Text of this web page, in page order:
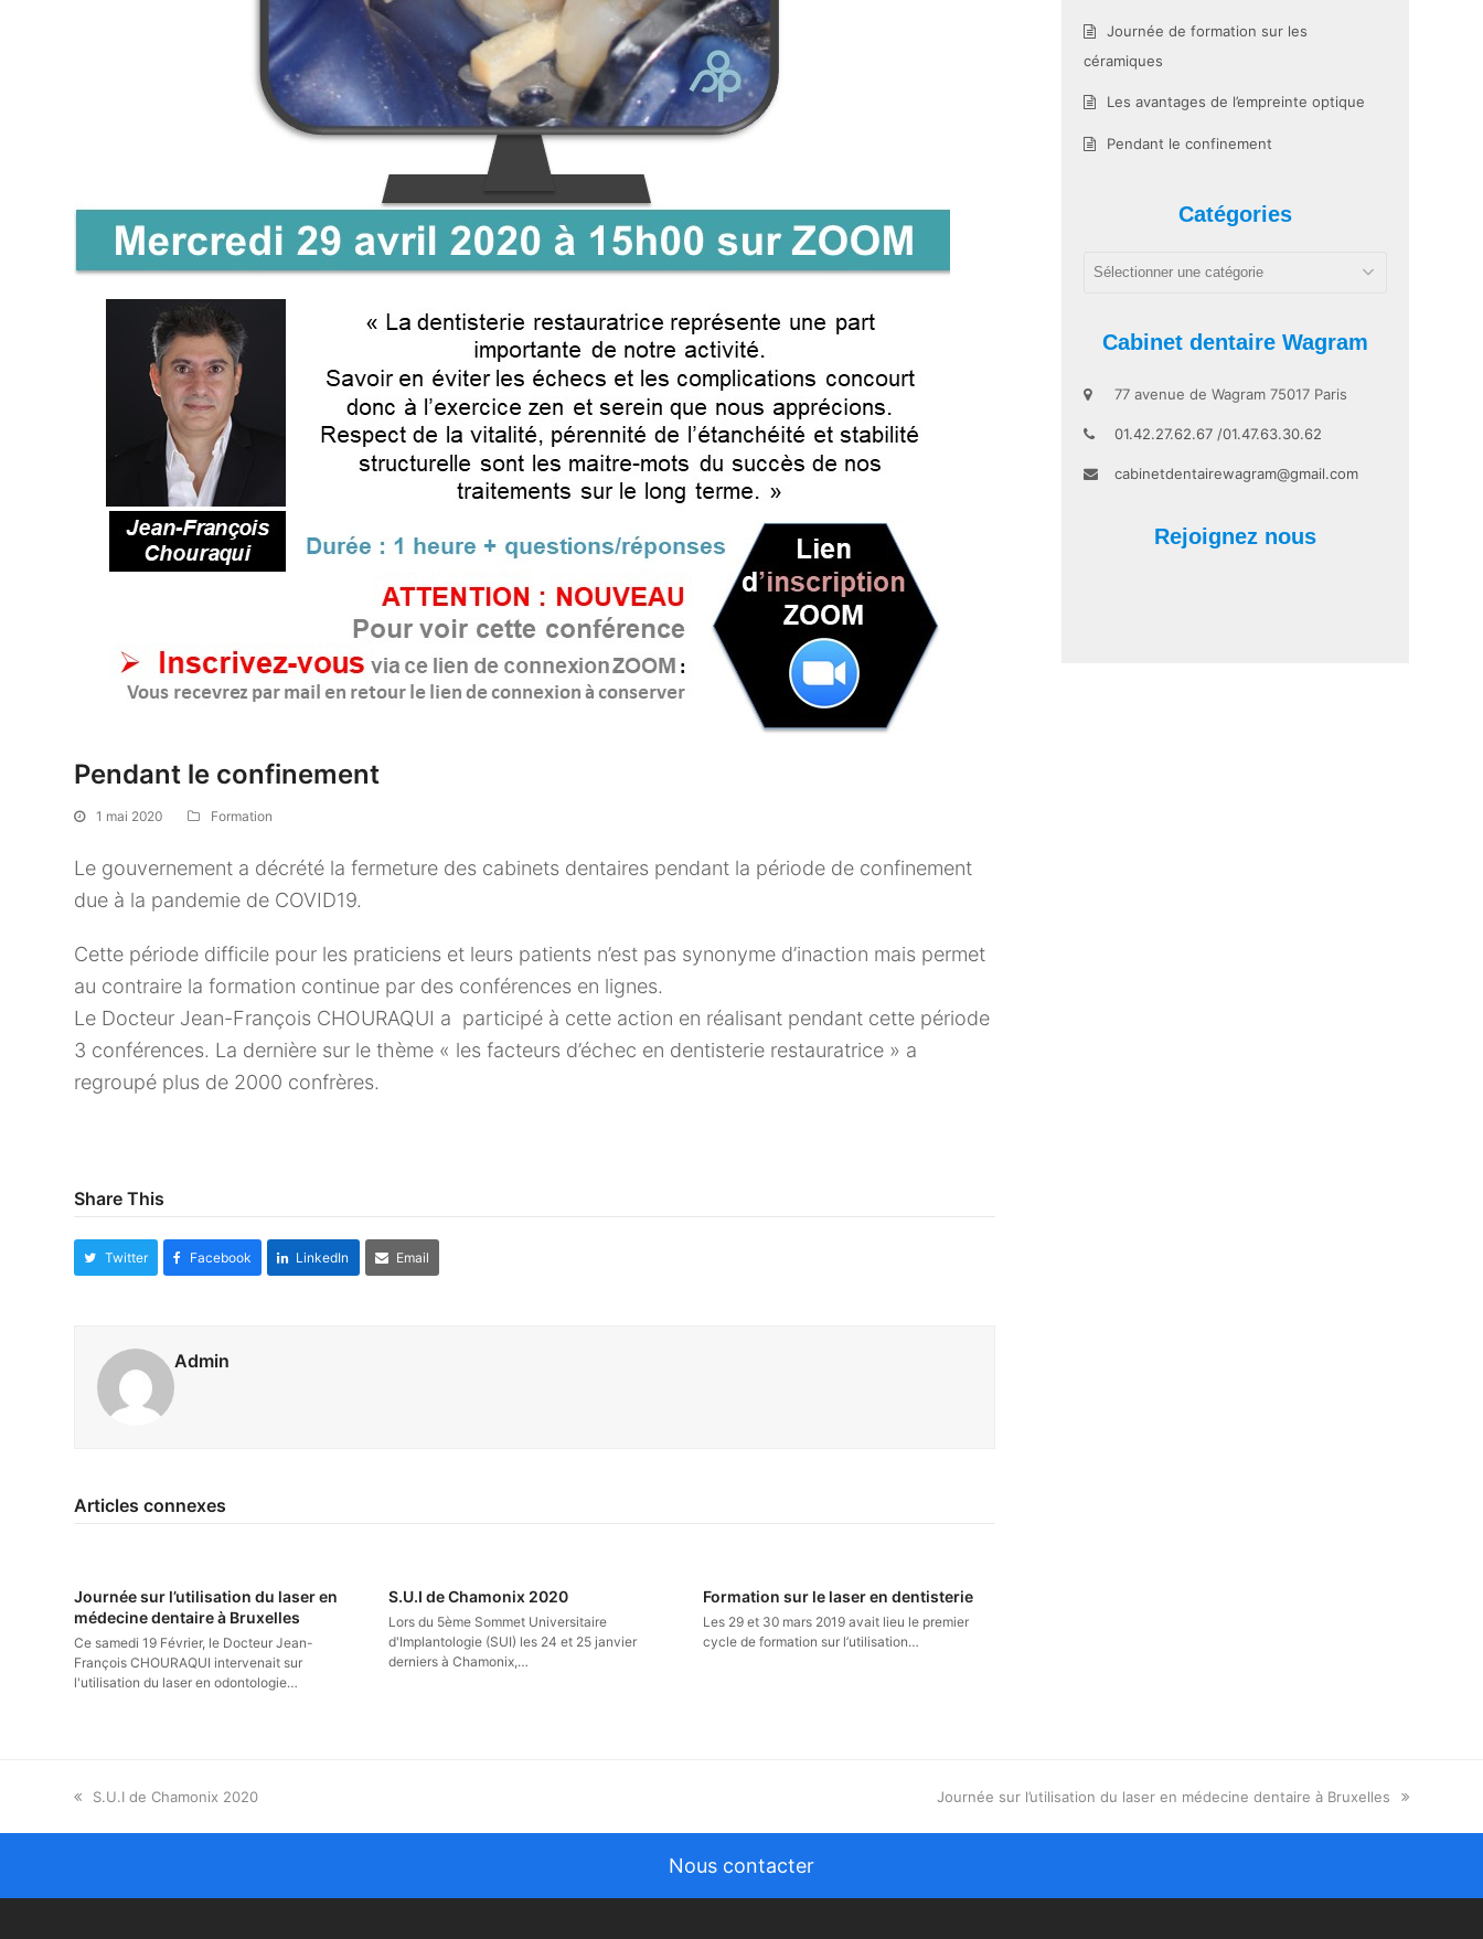
Pendant le confinement
1 mai 2020 Formation
Le gouvernement a décrété la fermeture des cabinets dentaires pendant la période de confinement
due à la pandemie de COVID19.
Cette période difficile pour les praticiens et leurs patients n’est pas synonyme d’inaction mais permet
au contraire la formation continue par des conférences en lignes.
Le Docteur Jean-François CHOURAQUI a participé à cette action en réalisant pendant cette période
3 conférences. La dernière sur le thème « les facteurs d’échec en dentisterie restauratrice » a
regroupé plus de 2000 confrères.
Share This
Twitter Facebook LinkedIn Email
Admin
Articles connexes
Journée sur l’utilisation du laser en
médecine dentaire à Bruxelles
Ce samedi 19 Février, le Docteur Jean-
François CHOURAQUI intervenait sur
l'utilisation du laser en odontologie…
S.U.I de Chamonix 2020
Lors du 5ème Sommet Universitaire
d'Implantologie (SUI) les 24 et 25 janvier
derniers à Chamonix,…
Formation sur le laser en dentisterie
Les 29 et 30 mars 2019 avait lieu le premier
cycle de formation sur l’utilisation…
Journée de formation sur les
céramiques
Les avantages de l’empreinte optique
Pendant le confinement
Catégories
Catégories
Cabinet dentaire Wagram
77 avenue de Wagram 75017 Paris
01.42.27.62.67 /01.47.63.30.62
cabinetdentairewagram@gmail.com
Rejoignez nous
previous
S.U.I de Chamonix 2020
next
Journée sur l’utilisation du laser en médecine dentaire à Bruxelles
Nous contacter